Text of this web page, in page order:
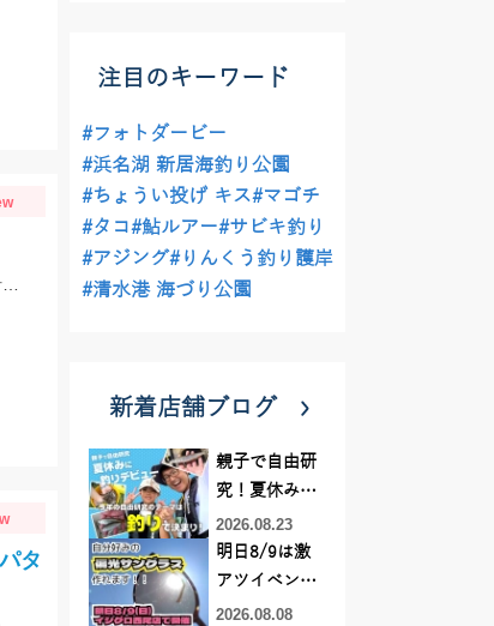
タ
注目のキーワード
#フォトダービー
#浜名湖 新居海釣り公園
#ちょうい投げ キス#マゴチ
#タコ#鮎ルアー#サビキ釣り
#アジング#りんくう釣り護岸
#清水港 海づり公園
新着店舗ブログ
親子で自由研
究！夏休みに
釣りデビュー
2026.08.23
明日8/9は激
アツイベント
日！！！～オ
2026.08.08